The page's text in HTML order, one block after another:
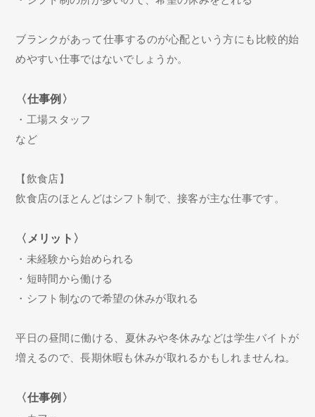
ブランクがあって仕事するのが心配という方にも比較的始
めやすい仕事ではないでしょうか。
〈仕事例〉
・工場スタッフ
など
【飲食店】
飲食店のほとんどはシフト制で、接客が主な仕事です。
〈メリット〉
・未経験から始められる
・短時間から働ける
・シフト制なので希望の休みが取れる
平日の昼間に働ける、夏休みや冬休みなどは学生バイトが
増えるので、長期休暇も休みが取れるかもしれませんね。
〈仕事例〉